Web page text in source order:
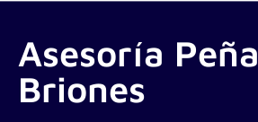
Asesoría Peña
Briones